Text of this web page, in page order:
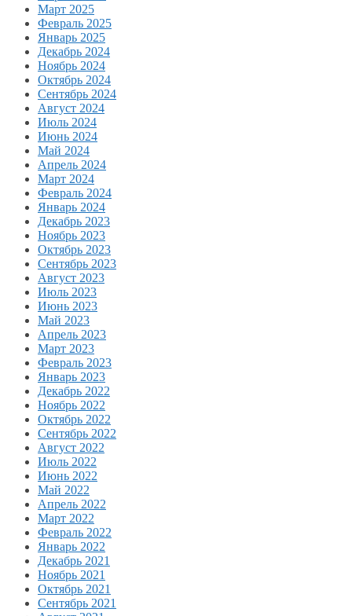
Март 2025
Февраль 2025
Январь 2025
Декабрь 2024
Ноябрь 2024
Октябрь 2024
Сентябрь 2024
Август 2024
Июль 2024
Июнь 2024
Май 2024
Апрель 2024
Март 2024
Февраль 2024
Январь 2024
Декабрь 2023
Ноябрь 2023
Октябрь 2023
Сентябрь 2023
Август 2023
Июль 2023
Июнь 2023
Май 2023
Апрель 2023
Март 2023
Февраль 2023
Январь 2023
Декабрь 2022
Ноябрь 2022
Октябрь 2022
Сентябрь 2022
Август 2022
Июль 2022
Июнь 2022
Май 2022
Апрель 2022
Март 2022
Февраль 2022
Январь 2022
Декабрь 2021
Ноябрь 2021
Октябрь 2021
Сентябрь 2021